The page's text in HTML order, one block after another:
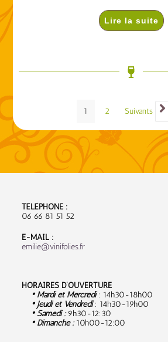
Lire la suite
1 2 Suivants
TÉLÉPHONE :
06 66 81 51 52
E-MAIL :
emilie@vinifolies.fr
HORAIRES D’OUVERTURE
• Mardi et Mercredi: 14h30-18h00
• Jeudi et Vendredi: 14h30-19h00
• Samedi :9h30-12:30
• Dimanche :10h00-12:00